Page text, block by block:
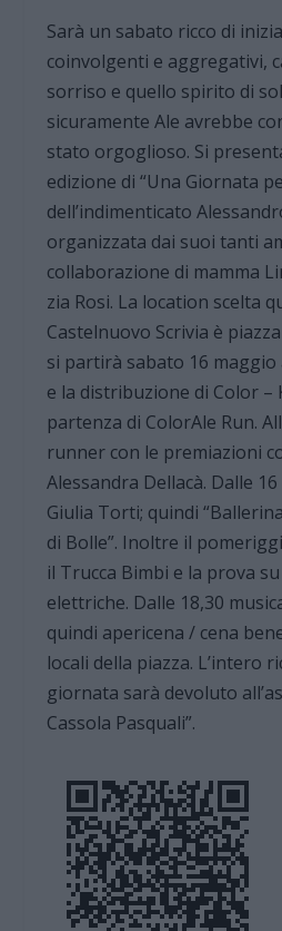
Sarà un sabato ricco di
coinvolgenti e aggregativi,
sorriso e quello spirito di
sicuramente Ale avrebbe
stato orgoglioso. Si
edizione di “Una Giornata
dell’indimenticato
organizzata dai suoi tanti
collaborazione di mamma
zia Rosi. La location scelta
Castelnuovo Scrivia è
si partirà sabato 16
e la distribuzione di Color –
partenza di ColorAle Run.
runner con le premiazioni
Alessandra Dellacà. Dalle
Giulia Torti; quindi
di Bolle”. Inoltre il
il Trucca Bimbi e la prova
elettriche. Dalle 18,30
quindi apericena / cena
locali della piazza. L’intero
giornata sarà devoluto
Cassola Pasquali”.